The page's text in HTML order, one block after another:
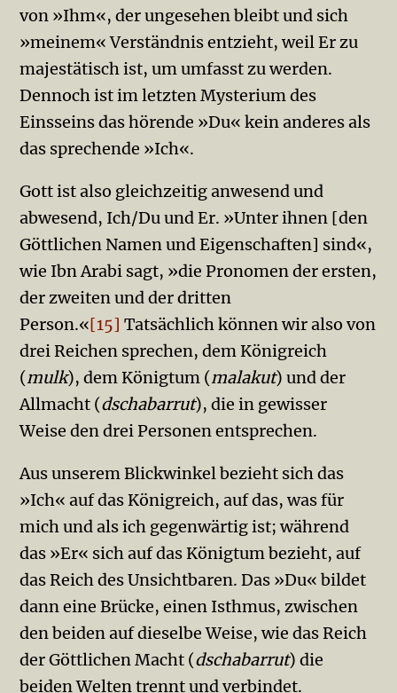
von »Ihm«, der ungesehen bleibt und sich
»meinem« Ver­ständnis entzieht, weil Er zu
majestätisch ist, um umfasst zu werden.
Dennoch ist im letzten Mysterium des
Einsseins das hörende »Du« kein anderes als
das sprechende »Ich«.
Gott ist also gleichzeitig anwesend und
abwesend, Ich/Du und Er. »Unter ihnen [den
Göttlichen Namen und Eigenschaften] sind«,
wie Ibn Arabi sagt, »die Pro­nomen der ersten,
der zweiten und der dritten
Person.«[15]Tatsächlich können wir also von
drei Reichen sprechen, dem Königreich
(mulk), dem Königtum (malakut) und der
Allmacht (dschabarrut), die in gewisser
Weise den drei Personen entsprechen.
Aus unserem Blickwinkel bezieht sich das
»Ich« auf das Königreich, auf das, was für
mich und als ich gegenwärtig ist; während
das »Er« sich auf das Königtum bezieht, auf
das Reich des Unsichtbaren. Das »Du« bildet
dann eine Brücke, einen Isthmus, zwischen
den beiden auf dieselbe Weise, wie das Reich
der Gött­lichen Macht (dschabarrut) die
beiden Welten trennt und verbindet.